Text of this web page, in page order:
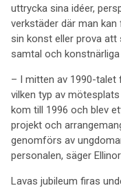
uttrycka sina idéer,
verkstäder där man
sin konst eller prova att
samtal och
– I mitten av 1990-talet
vilken typ av
kom till 1996 och blev
projekt och
genomförs av
personalen, säger
Lavas jubileum firas